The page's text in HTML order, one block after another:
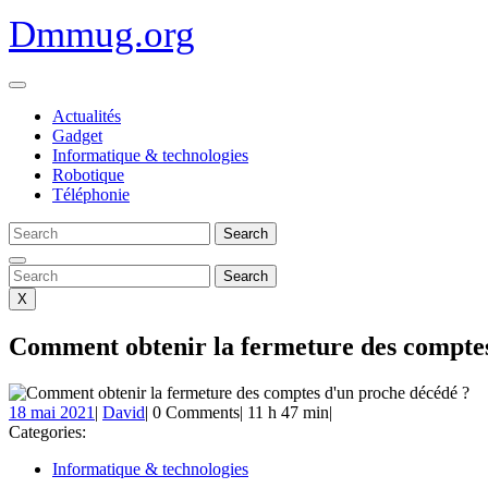
Skip
to
Dmmug.org
Open
Actualités
Gadget
Informatique & technologies
Robotique
Téléphonie
Search
for:
Close
Menu
Search
for:
X
Comment obtenir la fermeture des
18 mai 2021 18
| DavidDavid
| 0 Comments| 11 h 47 min|
Categories:
Informatique & technologies